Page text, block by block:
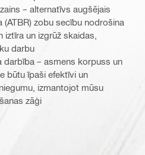
– alternatīvs augšējais
(ATBR) zobu secību nodrošina
iztīra un izgrūž skaidas,
darbu
darbība – asmens korpuss un
būtu īpaši efektīvi un
izmantojot mūsu
zāģi